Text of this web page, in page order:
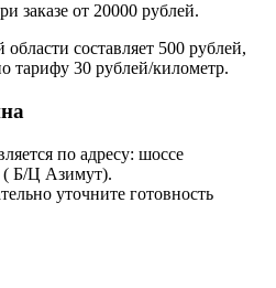
от 20000 рублей.
составляет 500 рублей,
тарифу 30 рублей/километр.
по адресу: шоссе
Б/Ц Азимут).
уточните готовность